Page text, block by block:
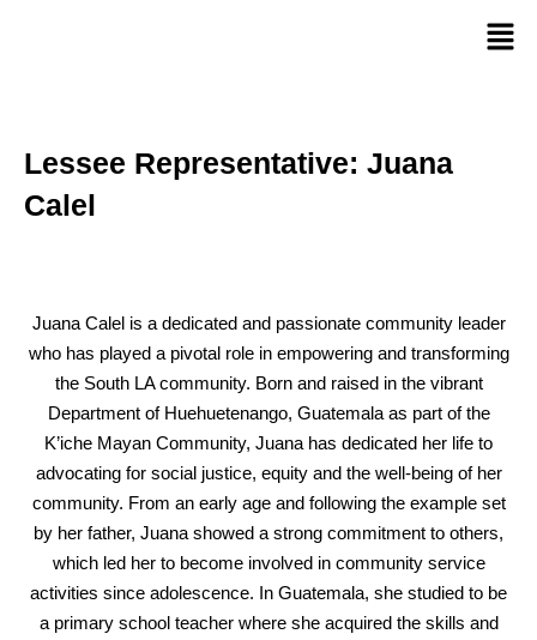
Lessee Representative: Juana
Calel
Juana Calel is a dedicated and passionate community leader
who has played a pivotal role in empowering and transforming
the South LA community. Born and raised in the vibrant
Department of Huehuetenango, Guatemala as part of the
K’iche Mayan Community, Juana has dedicated her life to
advocating for social justice, equity and the well-being of her
community. From an early age and following the example set
by her father, Juana showed a strong commitment to others,
which led her to become involved in community service
activities since adolescence. In Guatemala, she studied to be
a primary school teacher where she acquired the skills and